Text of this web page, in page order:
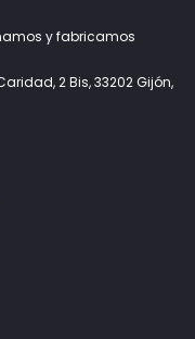
y fabricamos
2 Bis, 33202 Gijón,